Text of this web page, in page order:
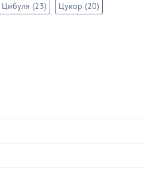
Цибуля (23) Цукор (20)